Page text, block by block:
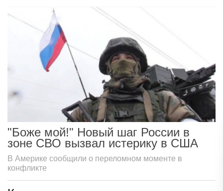
"Боже мой!" Новый шаг России в
зоне СВО вызвал истерику в США
В Америке сообщили о переломном моменте в
конфликте